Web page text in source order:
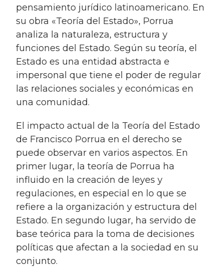
pensamiento jurídico latinoamericano. En
su obra «Teoría del Estado», Porrua
analiza la naturaleza, estructura y
funciones del Estado. Según su teoría, el
Estado es una entidad abstracta e
impersonal que tiene el poder de regular
las relaciones sociales y económicas en
una comunidad.
El impacto actual de la Teoría del Estado
de Francisco Porrua en el derecho se
puede observar en varios aspectos. En
primer lugar, la teoría de Porrua ha
influido en la creación de leyes y
regulaciones, en especial en lo que se
refiere a la organización y estructura del
Estado. En segundo lugar, ha servido de
base teórica para la toma de decisiones
políticas que afectan a la sociedad en su
conjunto.